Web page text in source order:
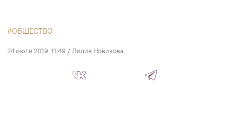
ОБЩЕСТВО
24 июля 2019, 11:49 / Лидия Новикова